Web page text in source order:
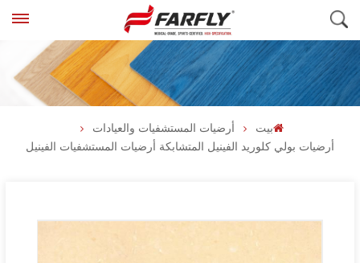
بيت
أرضيات المستشفيات والعيادات
أرضيات بولي كلوريد الفينيل المتشابكة أرضيات المستشفيات الفينيل